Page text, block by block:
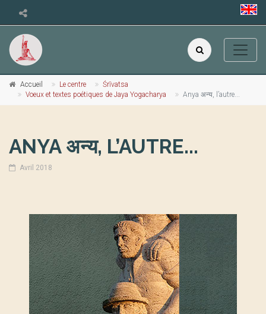
Accueil Le centre
Śrīvatsa
Voeux et textes poétiques de Jaya Yogacharya
Anya अन्य, l’autre...
ANYA अन्य, L’AUTRE...
Avril 2018